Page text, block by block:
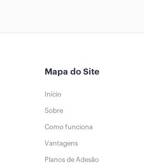
Mapa do Site
Início
Sobre
Como funciona
Vantagens
Planos de Adesão